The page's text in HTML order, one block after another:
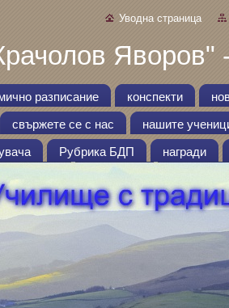
Уводна страница
Яворов"
разписание конспекти
свържете се с нас нашите
Рубрика БДП награди